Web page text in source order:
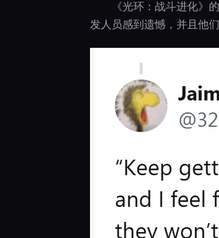
《光环：战斗进化》
发人员感到遗憾，并且他